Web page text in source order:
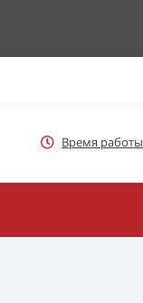
Время работы